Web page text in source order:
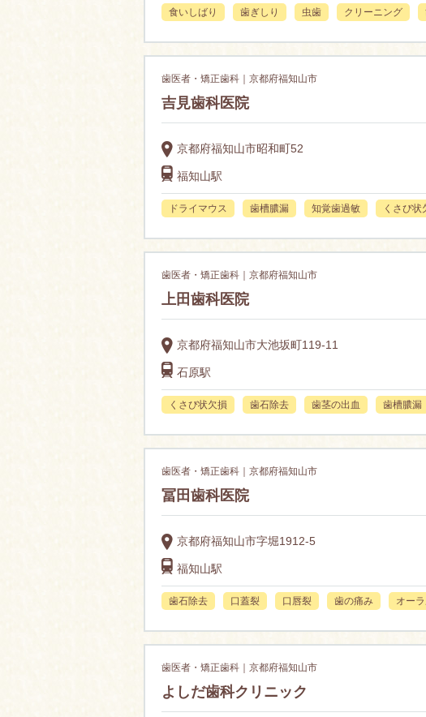
食いしばり 歯ぎしり 虫歯 クリーニング
歯医者・矯正歯科｜京都府福知山市
吉見歯科医院
京都府福知山市昭和町52
福知山駅
ドライマウス 歯槽膿漏 知覚歯過敏 くさび状
歯医者・矯正歯科｜京都府福知山市
上田歯科医院
京都府福知山市大池坂町119-11
石原駅
くさび状欠損 歯石除去 歯茎の出血 歯槽膿漏
歯医者・矯正歯科｜京都府福知山市
冨田歯科医院
京都府福知山市字堀1912-5
福知山駅
歯石除去 口蓋裂 口唇裂 歯の痛み オー
歯医者・矯正歯科｜京都府福知山市
よしだ歯科クリニック